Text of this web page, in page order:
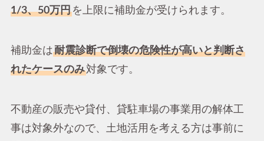
1/3、50万円を上限に補助金が受けられます。
補助金は耐震診断で倒壊の危険性が高いと判断さ
れたケースのみ対象です。
不動産の販売や貸付、貸駐車場の事業用の解体工
事は対象外なので、土地活用を考える方は事前に